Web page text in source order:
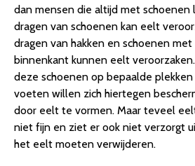
dan mensen die altijd met schoenen
dragen van schoenen kan eelt
dragen van hakken en schoenen
binnenkant kunnen eelt
deze schoenen op bepaalde
voeten willen zich hiertegen
door eelt te vormen. Maar teveel
niet fijn en ziet er ook niet verzorgt
het eelt moeten verwijderen.